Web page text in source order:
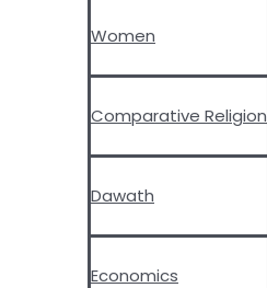
Women
Comparative Religion
Dawath
Economics